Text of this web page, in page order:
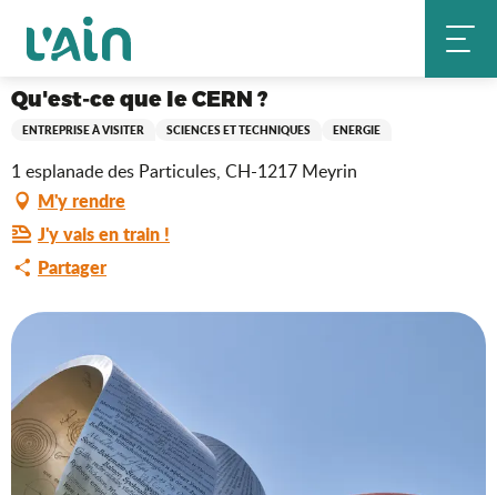
contenu
principal
Accueil Qu'est-ce que le CERN ?
Qu'est-ce que le CERN ?
ENTREPRISE À VISITER SCIENCES ET TECHNIQUES ENERGIE
1 esplanade des Particules, CH-1217 Meyrin
M'y rendre
J'y vais en train !
Partager